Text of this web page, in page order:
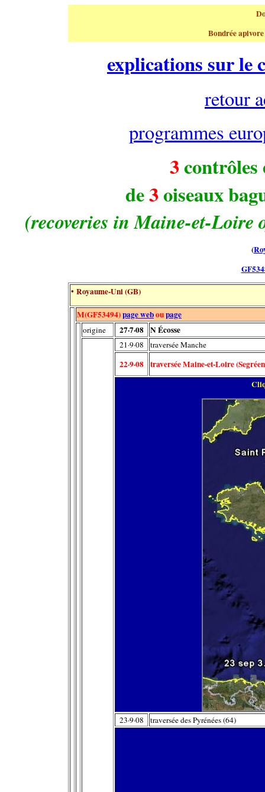
Bondrée apivore
explications sur le
retour
programmes
3contrôles
de3oiseaux
(recoveries in Maine-et-
(
• Royaume-Uni (GB)
M(GF53494)page weboupage
origine 27·7·08 N Écosse
21·9·08 traversée Manche
22·9·08 traversée Maine-et-Loire (
23·9·08 traversée des Pyrénées (64)